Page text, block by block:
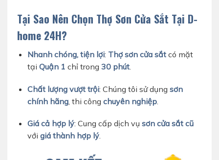
Tại Sao Nên Chọn Thợ Sơn Cửa Sắt Tại D-
home 24H?
Nhanh chóng, tiện lợi: Thợ sơn cửa sắtcó mặt
tại Quận 1 chỉ trong 30 phút.
Chất lượng vượt trội: Chúng tôi sử dụng sơn
chính hãng, thi công chuyên nghiệp.
Giá cả hợp lý: Cung cấp dịch vụ sơn cửa sắt cũ
với giá thành hợp lý.